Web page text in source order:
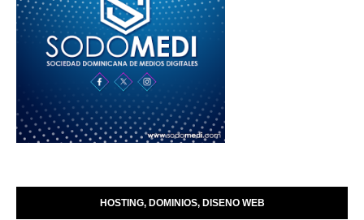
HOSTING, DOMINIOS, DISENO WEB